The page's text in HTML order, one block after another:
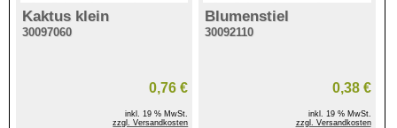
Kaktus klein
30097060
0,76 €
inkl. 19 % MwSt.
zzgl. Versandkosten
Blumenstiel
30092110
0,38 €
inkl. 19 % MwSt.
zzgl. Versandkosten